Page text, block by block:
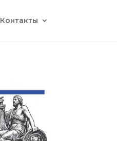
Контакты